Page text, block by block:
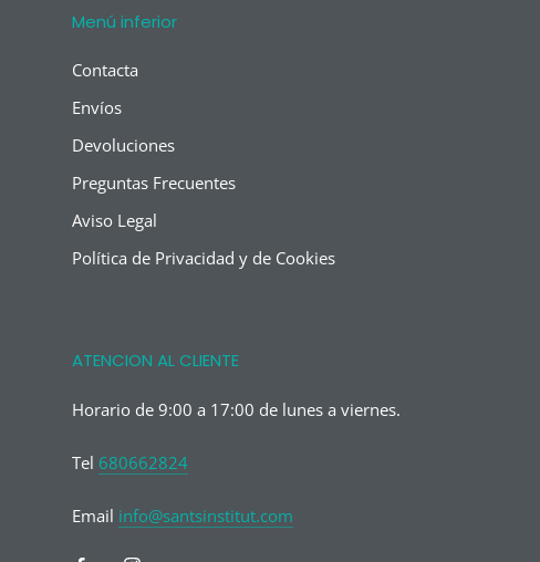
Menú inferior
Contacta
Envíos
Devoluciones
Preguntas Frecuentes
Aviso Legal
Política de Privacidad y de Cookies
ATENCION AL CLIENTE
Horario de 9:00 a 17:00 de lunes a viernes.
Tel 680662824
Email info@santsinstitut.com